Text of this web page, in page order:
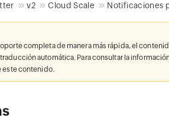
v2 Cloud Scale Notificaciones
completa de manera más rápida, el
automática. Para consultar la
este contenido.